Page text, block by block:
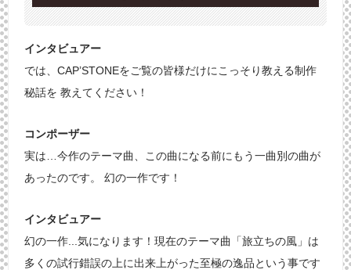
インタビュアー
では、CAP’STONEをご覧の皆様だけにこっそり教える制作
秘話を 教えてください！
コンポーザー
実は…今作のテーマ曲、この曲になる前にもう一曲別の曲が
あったのです。 幻の一作です！
インタビュアー
幻の一作...気になります！現在のテーマ曲「旅立ちの風」は
多くの試行錯誤の上に出来上がった至極の逸品という事です